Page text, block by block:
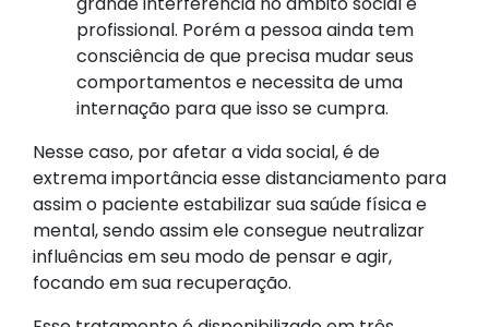
profissional. Porém a pessoa ainda tem
consciência de que precisa mudar seus
comportamentos e necessita de uma
internação para que isso se cumpra.
Nesse caso, por afetar a vida social, é de
extrema importância esse distanciamento para
assim o paciente estabilizar sua saúde física e
mental, sendo assim ele consegue neutralizar
influências em seu modo de pensar e agir,
focando em sua recuperação.